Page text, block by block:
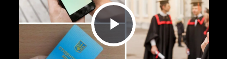
Play Video